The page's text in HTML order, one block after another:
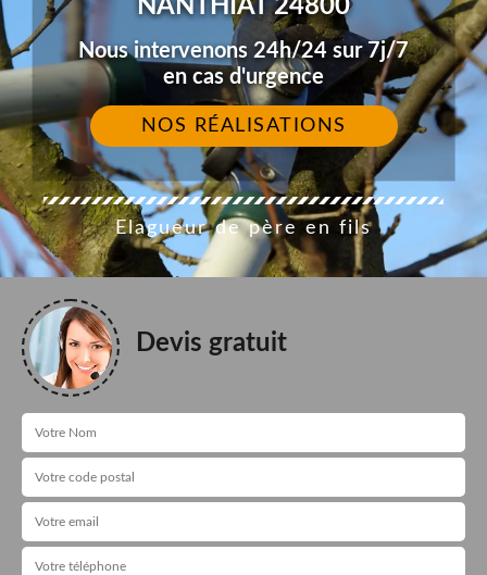
NANTHIAT 24800
Nous intervenons 24h/24 sur 7j/7
en cas d'urgence
NOS RÉALISATIONS
Elagueur de père en fils
Devis gratuit